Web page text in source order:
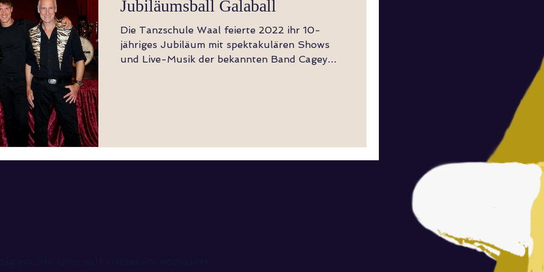
Jubiläumsball Galaball
Die Tanzschule Waal feierte 2022 ihr 10-
jähriges Jubiläum mit spektakulären Shows
und Live-Musik der bekannten Band Cagey